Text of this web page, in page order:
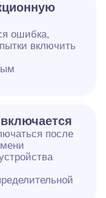
ошибка,
включить
после